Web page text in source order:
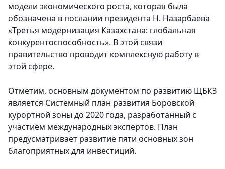
модели экономического роста, которая была
обозначена в послании президента Н. Назарбаева
«Третья модернизация Казахстана: глобальная
конкурентоспособность». В этой связи
правительство проводит комплексную работу в
этой сфере.
Отметим, основным документом по развитию ЩБКЗ
является Системный план развития Боровской
курортной зоны до 2020 года, разработанный с
участием международных экспертов. План
предусматривает развитие пяти основных зон
благоприятных для инвестиций.